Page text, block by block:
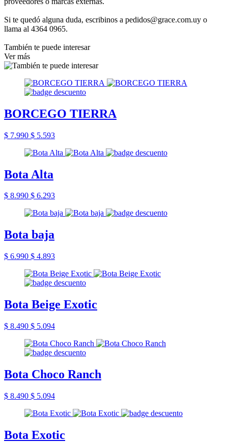
Si te quedó alguna duda, escribinos a pedidos@grace.com.uy o
llama al 4364 0965.
También te puede interesar
Ver más
BORCEGO TIERRA
$ 7.990 $ 5.593
Bota Alta
$ 8.990 $ 6.293
Bota baja
$ 6.990 $ 4.893
Bota Beige Exotic
$ 8.490 $ 5.094
Bota Choco Ranch
$ 8.490 $ 5.094
Bota Exotic